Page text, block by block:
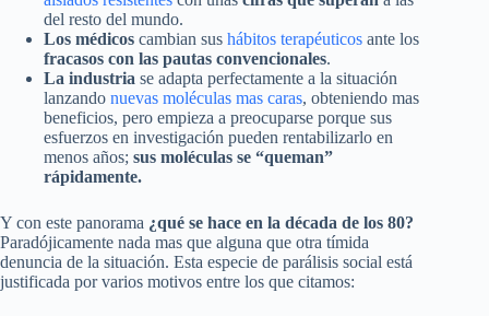
del resto del mundo.
Los médicos cambian sus hábitos terapéuticos ante los
fracasos con las pautas convencionales.
La industria se adapta perfectamente a la situación
lanzando nuevas moléculas mas caras, obteniendo mas
beneficios, pero empieza a preocuparse porque sus
esfuerzos en investigación pueden rentabilizarlo en
menos años; sus moléculas se “queman”
rápidamente.
Y con este panorama ¿qué se hace en la década de los 80?
Paradójicamente nada mas que alguna que otra tímida
denuncia de la situación. Esta especie de parálisis social está
justificada por varios motivos entre los que citamos: